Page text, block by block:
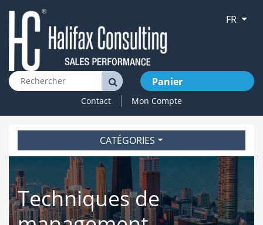
Contact Mon Compte
Panier
FR
CATÉGORIES
Techniques de